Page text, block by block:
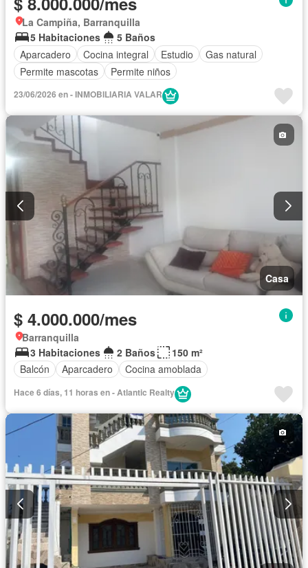
La Campiña, Barranquilla
5 Habitaciones
5 Baños
Aparcadero
Cocina integral Estudio
Gas natural
Permite mascotas
Permite niños
23/06/2026 en - INMOBILIARIA VALAR
Casa
$ 4.000.000/mes
Barranquilla
3 Habitaciones
2 Baños
150 m²
Balcón
Aparcadero Cocina amoblada
Hace 6 días, 11 horas en - Atlantic Realty